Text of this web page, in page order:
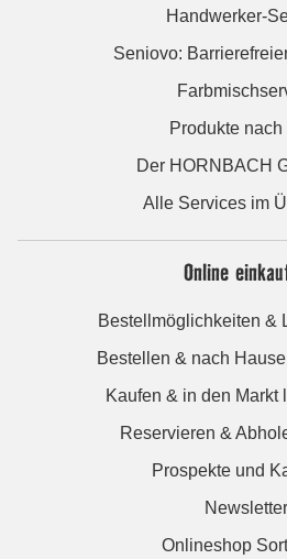
Handwerker-
Seniovo:
Produkte nach
Der HORNBACH
Alle Services im
Online
Bestellmöglichkeiten &
Bestellen & nach
Kaufen & in den Markt
Reservieren &
Prospekte und
Newsletter
Onlineshop